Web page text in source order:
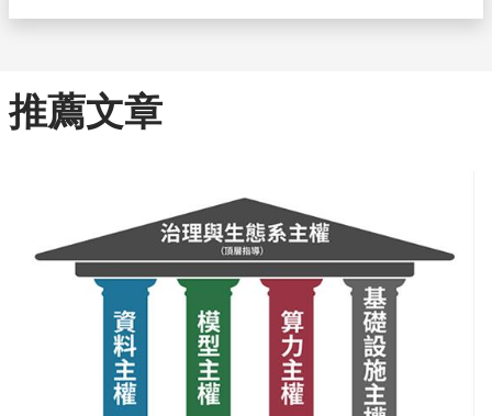
推薦文章